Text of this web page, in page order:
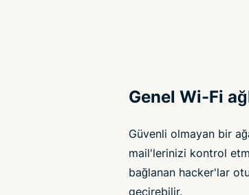
Genel Wi-Fi
Güvenli olmayan bir
mail'lerinizi kontrol
bağlanan hacker'lar
geçirebilir.